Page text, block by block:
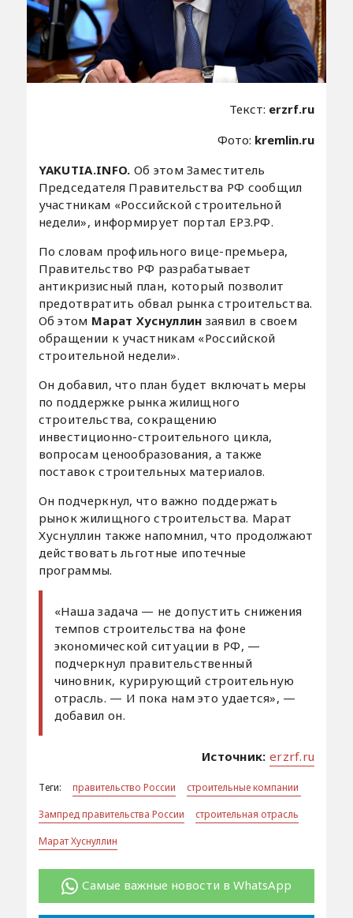
Текст: erzrf.ru
Фото: kremlin.ru
YAKUTIA.INFO. Об этом Заместитель
Председателя Правительства РФ сообщил
участникам «Российской строительной
недели», информирует портал ЕРЗ.РФ.
По словам профильного вице-премьера,
Правительство РФ разрабатывает
антикризисный план, который позволит
предотвратить обвал рынка строительства.
Об этом Марат Хуснуллин заявил в своем
обращении к участникам «Российской
строительной недели».
Он добавил, что план будет включать меры
по поддержке рынка жилищного
строительства, сокращению
инвестиционно-строительного цикла,
вопросам ценообразования, а также
поставок строительных материалов.
Он подчеркнул, что важно поддержать
рынок жилищного строительства. Марат
Хуснуллин также напомнил, что продолжают
действовать льготные ипотечные
программы.
«Наша задача — не допустить снижения
темпов строительства на фоне
экономической ситуации в РФ, —
подчеркнул правительственный
чиновник, курирующий строительную
отрасль. — И пока нам это удается», —
добавил он.
Источник: erzrf.ru
Теги: правительство России
строительные компании
Зампред правительства России
строительная отрасль
Марат Хуснуллин
Самые важные новости в WhatsApp